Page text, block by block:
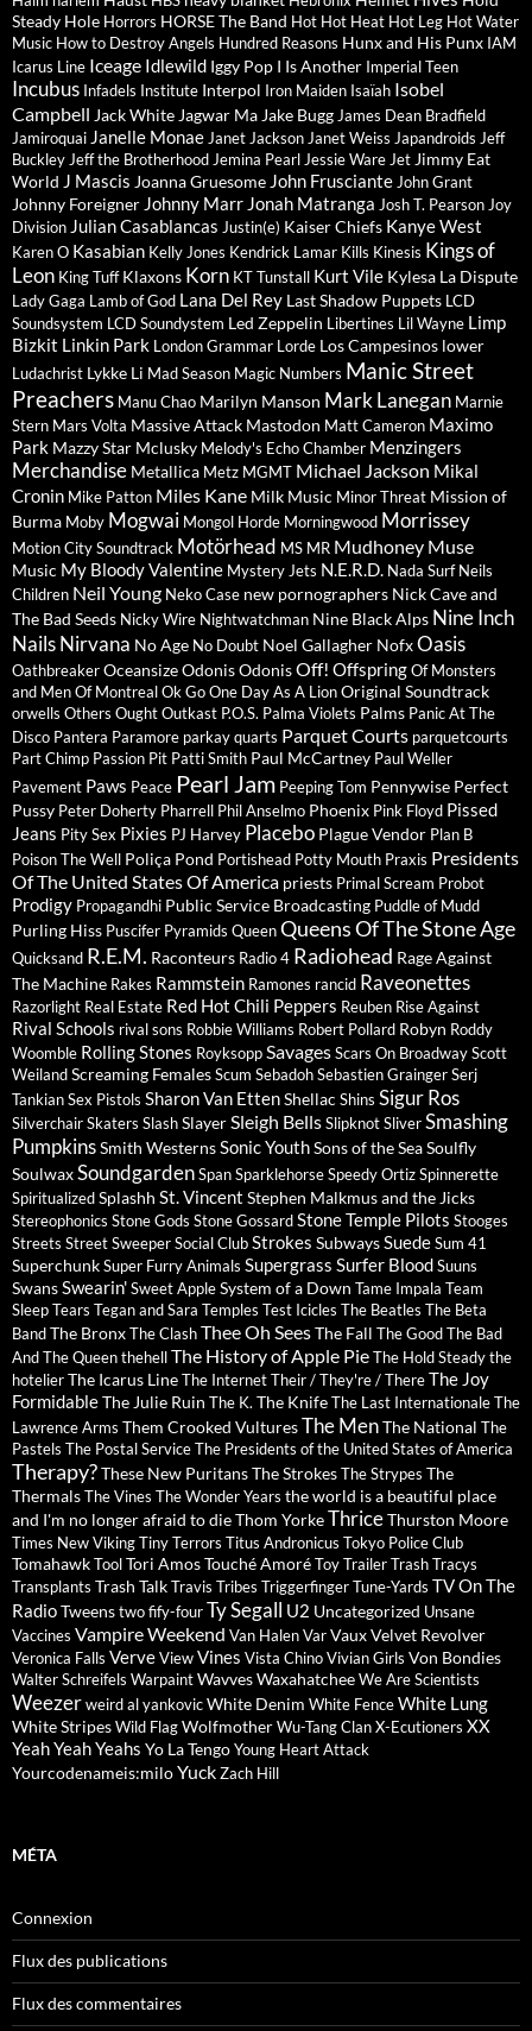
Steady Hole Horrors HORSE The Band Hot Hot Heat Hot Leg Hot Water
Music How to Destroy Angels Hundred Reasons Hunx and His Punx IAM
Icarus Line Iceage Idlewild Iggy Pop I Is Another Imperial Teen
Incubus Infadels Institute Interpol Iron Maiden Isaïah Isobel
Campbell Jack WhiteJagwar MaJake BuggJames Dean Bradfield
Jamiroquai Janelle MonaeJanet JacksonJanet Weiss Japandroids Jeff
BuckleyJeff the BrotherhoodJemina PearlJessie WareJetJimmy Eat
World J Mascis Joanna Gruesome John FruscianteJohn Grant
Johnny Foreigner Johnny Marr Jonah Matranga Josh T. PearsonJoy
Division Julian Casablancas Justin(e) Kaiser Chiefs Kanye West
Karen O Kasabian Kelly Jones Kendrick Lamar Kills Kinesis Kings of
Leon King Tuff Klaxons Korn KT Tunstall Kurt Vile Kylesa La Dispute
Lady Gaga Lamb of God Lana Del Rey Last Shadow Puppets LCD
Soundsystem LCD Soundystem Led Zeppelin Libertines Lil Wayne Limp
Bizkit Linkin Park London Grammar Lorde Los Campesinos lower
Ludachrist Lykke Li Mad Season Magic Numbers Manic Street
Preachers Manu Chao Marilyn Manson Mark Lanegan Marnie
Stern Mars Volta Massive Attack Mastodon Matt Cameron Maximo
Park Mazzy Star Mclusky Melody's Echo Chamber Menzingers
Merchandise Metallica Metz MGMT Michael Jackson Mikal
Cronin Mike Patton Miles Kane Milk Music Minor Threat Mission of
Burma Moby Mogwai Mongol Horde Morningwood Morrissey
Motion City Soundtrack Motörhead MS MR Mudhoney Muse
Music My Bloody Valentine Mystery Jets N.E.R.D. Nada Surf Neils
Children Neil Young Neko Case new pornographers Nick Cave and
The Bad Seeds Nicky Wire Nightwatchman Nine Black Alps Nine Inch
Nails Nirvana No Age No Doubt Noel Gallagher NofxOasis
OathbreakerOceansizeOdonis OdonisOff! OffspringOf Monsters
and MenOf MontrealOk GoOne Day As A LionOriginal Soundtrack
orwells Others OughtOutkast P.O.S. Palma Violets Palms Panic At The
Disco Pantera Paramore parkay quarts Parquet Courts parquetcourts
Part Chimp Passion Pit Patti Smith Paul McCartney Paul Weller
Pavement Paws Peace Pearl Jam Peeping Tom Pennywise Perfect
Pussy Peter Doherty Pharrell Phil Anselmo Phoenix Pink Floyd Pissed
Jeans Pity Sex Pixies PJ Harvey Placebo Plague Vendor Plan B
Poison The Well Poliça Pond Portishead Potty Mouth Praxis Presidents
Of The United States Of America priests Primal Scream Probot
Prodigy Propagandhi Public Service Broadcasting Puddle of Mudd
Purling Hiss Puscifer Pyramids QueenQueens Of The Stone Age
Quicksand R.E.M. Raconteurs Radio 4 Radiohead Rage Against
The Machine Rakes Rammstein Ramones rancid Raveonettes
Razorlight Real Estate Red Hot Chili Peppers Reuben Rise Against
Rival Schools rival sons Robbie Williams Robert Pollard Robyn Roddy
Woomble Rolling Stones RoyksoppSavagesScars On BroadwayScott
WeilandScreaming FemalesScum SebadohSebastien GraingerSerj
TankianSex Pistols Sharon Van EttenShellac Shins Sigur Ros
SilverchairSkaters SlashSlayerSleigh BellsSlipknotSliverSmashing
PumpkinsSmith WesternsSonic YouthSons of the SeaSoulfly
SoulwaxSoundgardenSpanSparklehorseSpeedy OrtizSpinnerette
SpiritualizedSplashh St. Vincent Stephen Malkmus and the Jicks
Stereophonics Stone Gods Stone GossardStone Temple Pilots Stooges
Streets Street Sweeper Social ClubStrokes SubwaysSuedeSum 41
SuperchunkSuper Furry Animals Supergrass Surfer BloodSuuns
SwansSwearin'Sweet AppleSystem of a Down Tame Impala Team
SleepTears Tegan and Sara Temples Test Icicles The Beatles The Beta
BandThe BronxThe ClashThee Oh SeesThe Fall The Good The Bad
And The QueenthehellThe History of Apple PieThe Hold Steadythe
hotelierThe Icarus LineThe InternetTheir / They're / ThereThe Joy
FormidableThe Julie Ruin The K. The KnifeThe Last InternationaleThe
Lawrence Arms Them Crooked VulturesThe MenThe National The
Pastels The Postal ServiceThe Presidents of the United States of America
Therapy?These New PuritansThe StrokesThe Strypes The
ThermalsThe Vines The Wonder Years the world is a beautiful place
and I'm no longer afraid to dieThom YorkeThriceThurston Moore
Times New VikingTiny Terrors Titus Andronicus Tokyo Police Club
TomahawkToolTori AmosTouché AmoréToyTrailer Trash Tracys
Transplants Trash TalkTravis Tribes TriggerfingerTune-Yards TV On The
RadioTweenstwo fify-fourTy Segall U2 Uncategorized Unsane
Vaccines Vampire Weekend Van HalenVarVauxVelvet Revolver
Veronica Falls VerveViewVines Vista ChinoVivian Girls Von Bondies
Walter Schreifels WarpaintWavvesWaxahatcheeWe Are Scientists
Weezerweird al yankovicWhite Denim White FenceWhite Lung
White StripesWild FlagWolfmotherWu-Tang ClanX-Ecutioners XX
Yeah Yeah Yeahs Yo La TengoYoung Heart Attack
Yourcodenameis:miloYuckZach Hill
MÉTA
Connexion
Flux des publications
Flux des commentaires